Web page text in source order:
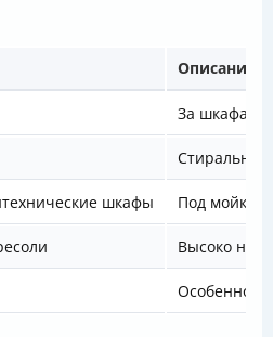
Описание
За
шкафы Под мойкой
Высоко над
Особенно